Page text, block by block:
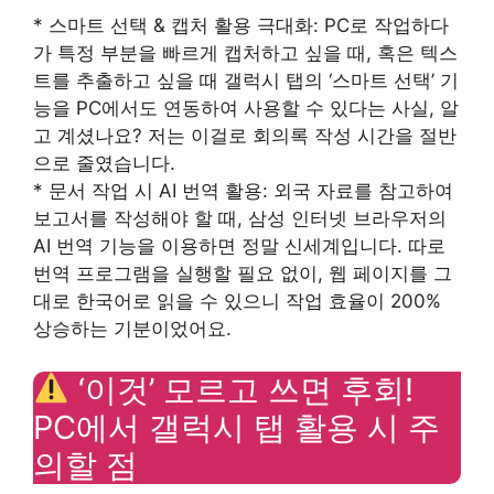
* 스마트 선택 & 캡처 활용 극대화: PC로 작업하다
가 특정 부분을 빠르게 캡처하고 싶을 때, 혹은 텍스
트를 추출하고 싶을 때 갤럭시 탭의 ‘스마트 선택’ 기
능을 PC에서도 연동하여 사용할 수 있다는 사실, 알
고 계셨나요? 저는 이걸로 회의록 작성 시간을 절반
으로 줄였습니다.
* 문서 작업 시 AI 번역 활용: 외국 자료를 참고하여
보고서를 작성해야 할 때, 삼성 인터넷 브라우저의
AI 번역 기능을 이용하면 정말 신세계입니다. 따로
번역 프로그램을 실행할 필요 없이, 웹 페이지를 그
대로 한국어로 읽을 수 있으니 작업 효율이 200%
상승하는 기분이었어요.
‘이것’ 모르고 쓰면 후회!
PC에서 갤럭시 탭 활용 시 주
의할 점